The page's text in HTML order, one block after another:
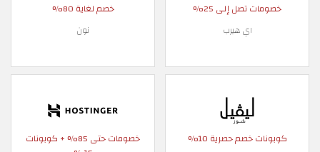
خصومات تصل إلى 25%
اي هيرب
خصم لغاية 80%
نون
كوبونات خصم حصرية 10%
خصومات حتى 85% + كوبونات